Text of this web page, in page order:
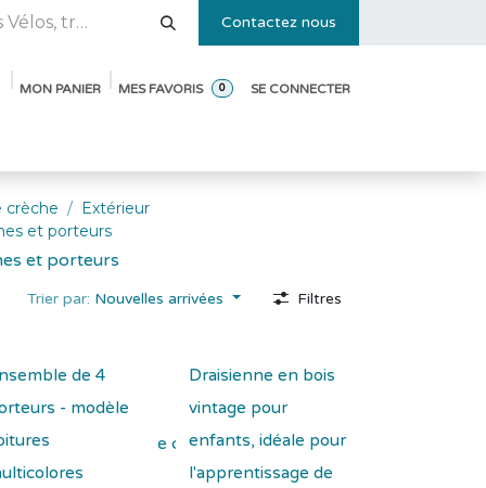
Contactez nous
MON PANIER 0
MES FAVORIS SE CONNECTER
crèche
Extérieur
et porteurs
et porteurs
Trier par: Nouvelles arrivées Filtres
Ajouter à la liste de souhaits
de 4
- modèle
Draisienne en bois
vintage pour
enfants, idéale pour
l'apprentissage de